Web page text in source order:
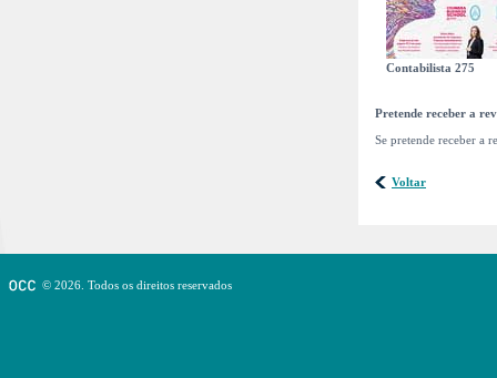
Contabilista 275
Pretende receber a
Se pretende receber a
Voltar
© 2026. Todos os direitos reservados